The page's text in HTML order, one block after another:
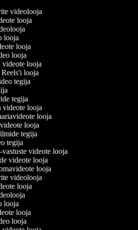
videolooja
looja
looja
looja
looja
videote looja
Reels'i looja
tegija
tegija
videote looja
looja
looja
tegija
tegija
vastuste videote looja
videote looja
looja
videolooja
looja
looja
looja
looja